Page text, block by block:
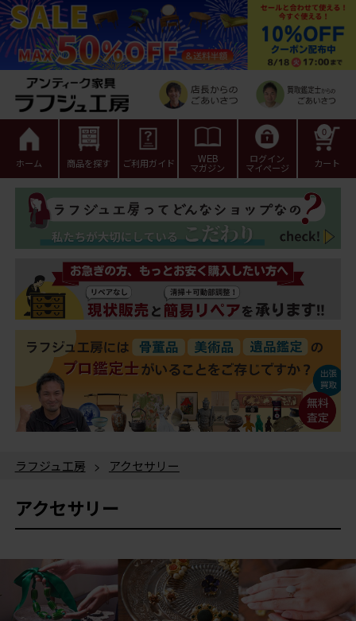
ホーム 商品を探す ご利用ガイド WEB
マガジン
ログイン
マイページ カート
0
ラフジュ工房 > アクセサリー
アクセサリー